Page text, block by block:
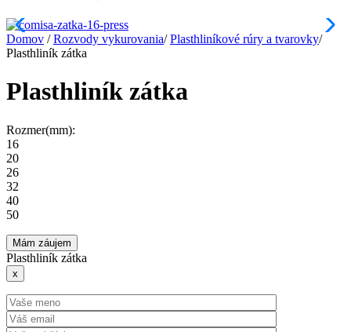
Domov / Rozvody vykurovania/ Plasthliníkové rúry a tvarovky/
Plasthliník zátka
Plasthliník zátka
Rozmer(mm):
16
20
26
32
40
50
Mám záujem
Plasthliník zátka
x